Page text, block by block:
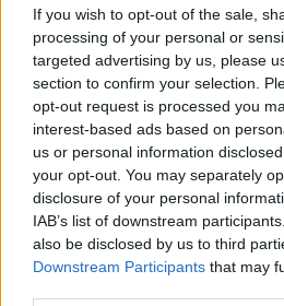
If you wish to opt-out of the sale,
processing of your personal or
targeted advertising by us, please
section to confirm your selection.
opt-out request is processed you
interest-based ads based on
us or personal information
your opt-out. You may separately
disclosure of your personal
IAB’s list of downstream
also be disclosed by us to third
Downstream Participants that may
κάποιους μήνες ότι είναι
καθυστερήσεις που
αρχικές φάσεις του
και ουσιαστικά να
πορεία. Ωστόσο όσο
να ξεκινά το βασικό
αυτό καθίσταται όλο
Τι συμβαίνει με τους
μετροπόντικες